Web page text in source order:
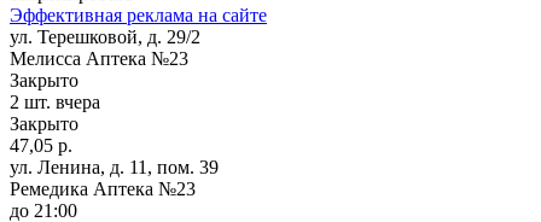
Эффективная реклама на сайте
ул. Терешковой, д. 29/2
Мелисса Аптека №23
Закрыто
2 шт. вчера
Закрыто
47,05 р.
ул. Ленина, д. 11, пом. 39
Ремедика Аптека №23
до 21:00